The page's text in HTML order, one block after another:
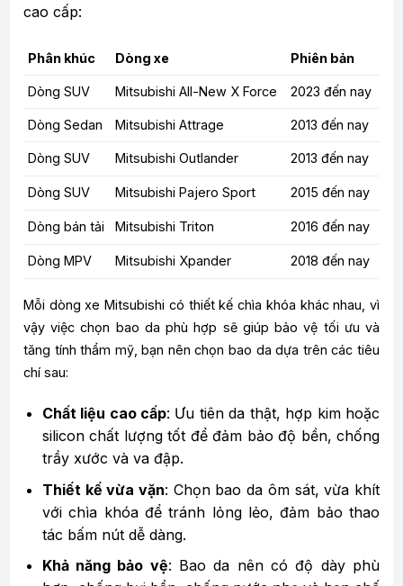
cao cấp:
Phân khúc Dòng xe Phiên bản
Dòng SUV Mitsubishi All-New X Force 2023 đến nay
Dòng Sedan Mitsubishi Attrage 2013 đến nay
Dòng SUV Mitsubishi Outlander 2013 đến nay
Dòng SUV Mitsubishi Pajero Sport 2015 đến nay
Dòng bán tải Mitsubishi Triton 2016 đến nay
Dòng MPV Mitsubishi Xpander 2018 đến nay
Mỗi dòng xe Mitsubishi có thiết kế chìa khóa khác nhau, vì
vậy việc chọn bao da phù hợp sẽ giúp bảo vệ tối ưu và
tăng tính thẩm mỹ, bạn nên chọn bao da dựa trên các tiêu
chí sau:
Chất liệu cao cấp: Ưu tiên da thật, hợp kim hoặc
silicon chất lượng tốt để đảm bảo độ bền, chống
trầy xước và va đập.
Thiết kế vừa vặn: Chọn bao da ôm sát, vừa khít
với chìa khóa để tránh lỏng lẻo, đảm bảo thao
tác bấm nút dễ dàng.
Khả năng bảo vệ: Bao da nên có độ dày phù